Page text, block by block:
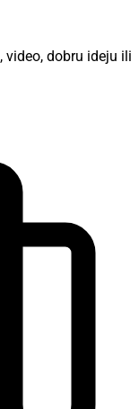
dobru ideju ili